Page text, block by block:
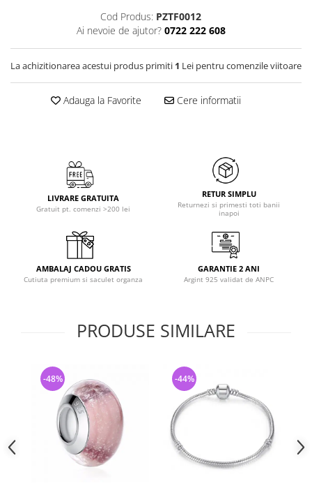
Cod Produs: PZTF0012
Ai nevoie de ajutor? 0722 222 608
La achizitionarea acestui produs primiti 1 Lei pentru comenzile viitoare
Adauga la Favorite Cere informatii
LIVRARE GRATUITA
Gratuit pt. comenzi >200 lei
RETUR SIMPLU
Returnezi si primesti toti banii
inapoi
AMBALAJ CADOU GRATIS
Cutiuta premium si saculet organza
GARANTIE 2 ANI
Argint 925 validat de ANPC
PRODUSE SIMILARE
-48% -44%